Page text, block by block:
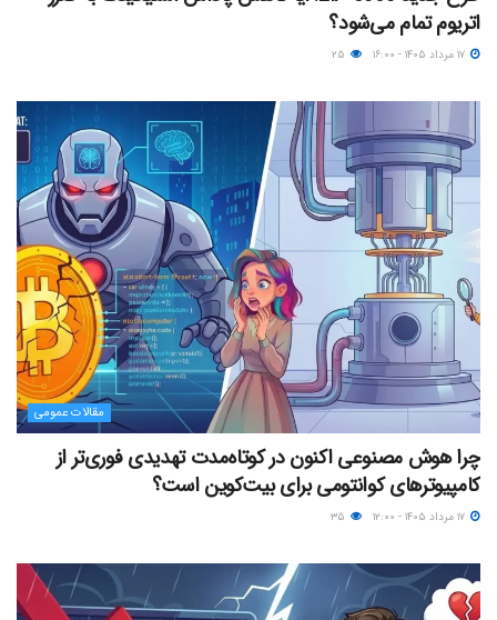
اتریوم تمام می‌شود؟
مقالات عمومی
چرا هوش مصنوعی اکنون در کوتاه‌مدت تهدیدی فوری‌تر از
کامپیوترهای کوانتومی برای بیت‌کوین است؟